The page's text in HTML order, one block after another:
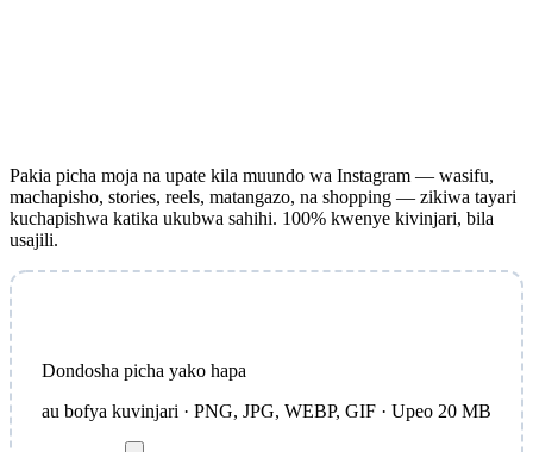
Pakia picha moja na upate kila muundo wa Instagram — wasifu,
machapisho, stories, reels, matangazo, na shopping — zikiwa tayari
kuchapishwa katika ukubwa sahihi. 100% kwenye kivinjari, bila
usajili.
Dondosha picha yako hapa
au bofya kuvinjari · PNG, JPG, WEBP, GIF · Upeo 20 MB